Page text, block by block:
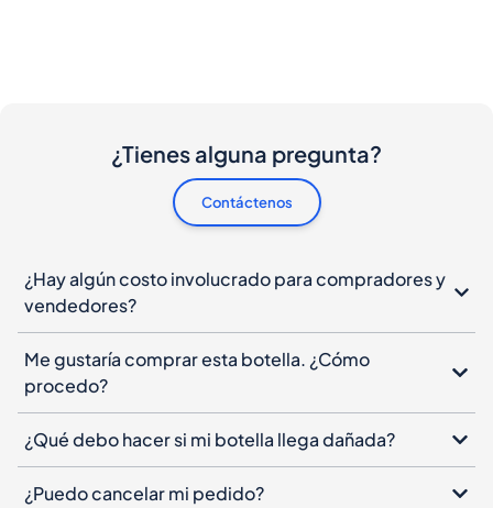
¿Tienes alguna pregunta?
Contáctenos
¿Hay algún costo involucrado para compradores y
vendedores?
Me gustaría comprar esta botella. ¿Cómo
procedo?
¿Qué debo hacer si mi botella llega dañada?
¿Puedo cancelar mi pedido?